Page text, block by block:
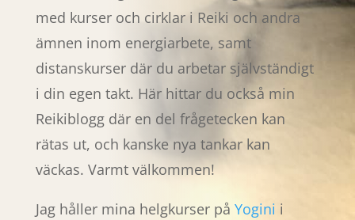
med kurser och cirklar i Reiki och andra
ämnen inom energiarbete, samt
distanskurser där du arbetar självständigt
i din egen takt. Här hittar du också min
Reikiblogg där en del frågetecken kan
rätas ut, och kanske nya tankar kan
väckas. Varmt välkommen!
Jag håller mina helgkurser på Yogini i